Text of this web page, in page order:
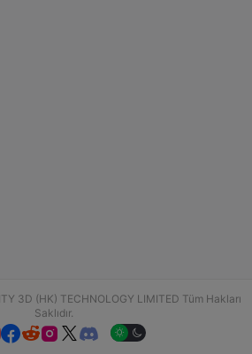
3D (HK) TECHNOLOGY LIMITED Tüm Hakları
Saklıdır.
  